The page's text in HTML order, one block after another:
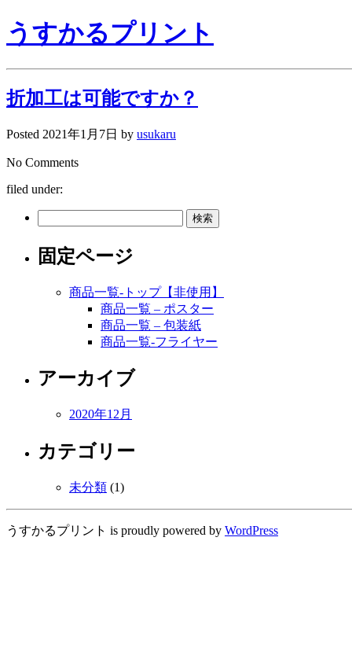
うすかるプリント
折加工は可能ですか？
Posted 2021年1月7日 by usukaru
No Comments
filed under:
固定ページ
商品一覧-トップ【非使用】
商品一覧 – ポスター
商品一覧 – 包装紙
商品一覧-フライヤー
アーカイブ
2020年12月
カテゴリー
未分類 (1)
うすかるプリント is proudly powered by WordPress